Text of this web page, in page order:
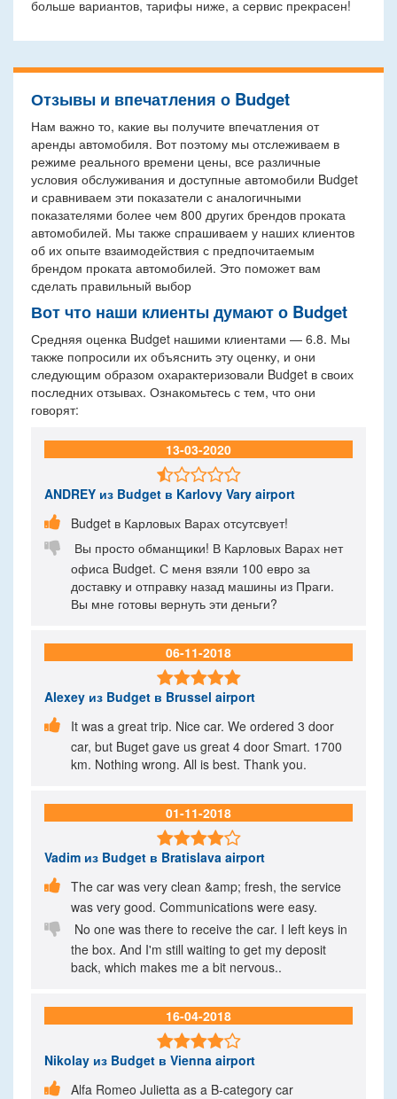
больше вариантов, тарифы ниже, а сервис прекрасен!
Отзывы и впечатления о Budget
Нам важно то, какие вы получите впечатления от
аренды автомобиля. Вот поэтому мы отслеживаем в
режиме реального времени цены, все различные
условия обслуживания и доступные автомобили Budget
и сравниваем эти показатели с аналогичными
показателями более чем 800 других брендов проката
автомобилей. Мы также спрашиваем у наших клиентов
об их опыте взаимодействия с предпочитаемым
брендом проката автомобилей. Это поможет вам
сделать правильный выбор
Вот что наши клиенты думают о Budget
Средняя оценка Budget нашими клиентами — 6.8. Мы
также попросили их объяснить эту оценку, и они
следующим образом охарактеризовали Budget в своих
последних отзывах. Ознакомьтесь с тем, что они
говорят:
13-03-2020

ANDREY из Budget в Karlovy Vary airport

Budget в Карловых Варах отсутсвует!

Вы просто обманщики! В Карловых Варах нет
офиса Budget. С меня взяли 100 евро за
доставку и отправку назад машины из Праги.
Вы мне готовы вернуть эти деньги?
06-11-2018

Alexey из Budget в Brussel airport

It was a great trip. Nice car. We ordered 3 door
car, but Buget gave us great 4 door Smart. 1700
km. Nothing wrong. All is best. Thank you.
01-11-2018

Vadim из Budget в Bratislava airport
 The car was very clean &amp; fresh, the service
was very good. Communications were easy.

No one was there to receive the car. I left keys in
the box. And I'm still waiting to get my deposit
back, which makes me a bit nervous..
16-04-2018

Nikolay из Budget в Vienna airport
 Alfa Romeo Julietta as a B-category car